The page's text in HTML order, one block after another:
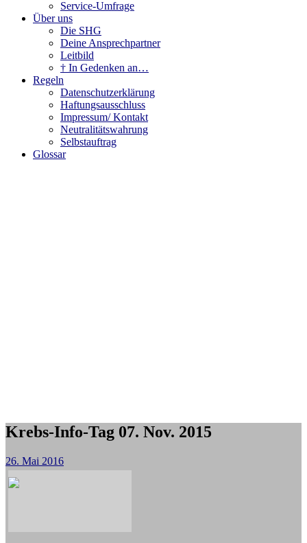
Service-Umfrage
Über uns
Die SHG
Deine Ansprechpartner
Leitbild
† In Gedenken an…
Regeln
Datenschutzerklärung
Haftungsausschluss
Impressum/ Kontakt
Neutralitätswahrung
Selbstauftrag
Glossar
Krebs-Info-Tag 07. Nov. 2015
26. Mai 2016